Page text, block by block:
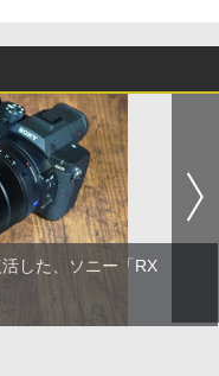
した、ソニー「RX